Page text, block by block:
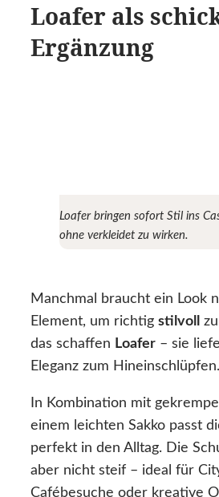
Loafer als
Ergänzung
Loafer bringen sofort Stil ins
ohne verkleidet zu wirken.
Manchmal braucht ein Look
Element, um richtig stilvoll
das schaffen Loafer – sie
Eleganz zum Hineinschlüpfen.
In Kombination mit
einem leichten Sakko passt
perfekt in den Alltag. Die
aber nicht steif – ideal für
Cafébesuche oder kreative